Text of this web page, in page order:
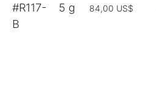
#R117-
B
5 g 84,00 US$